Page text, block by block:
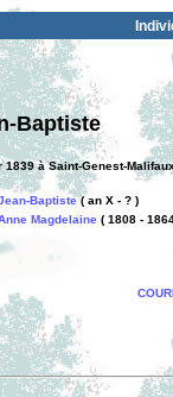
Baptiste
1839 à Saint-Genest-
Baptiste( an X - ? )
Magdelaine ( 1808 -